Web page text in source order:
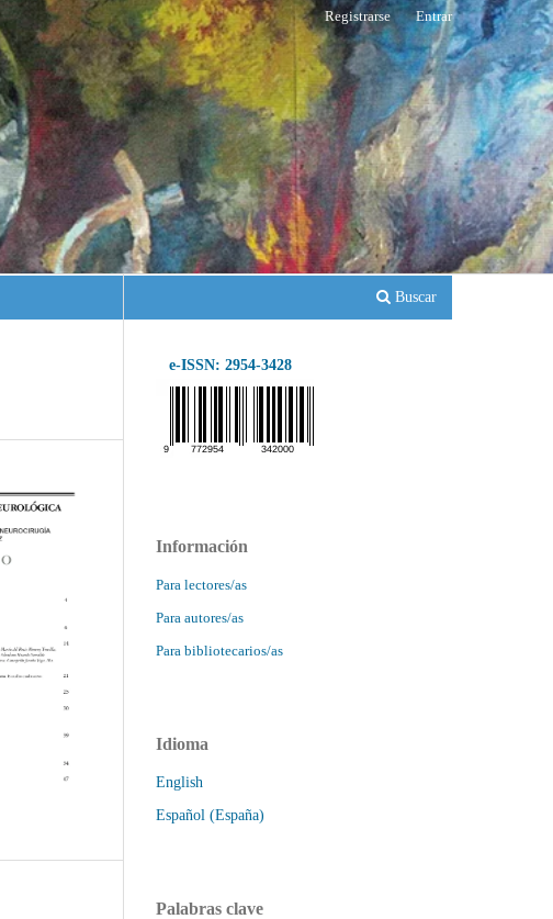
Buscar
Registrarse Entrar
e-ISSN: 2954-3428
Información
Para lectores/as
Para autores/as
Para bibliotecarios/as
Idioma
English
Español (España)
Palabras clave